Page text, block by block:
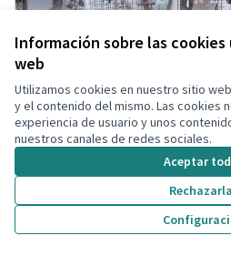
Información sobre las
web
Utilizamos cookies en nuestro sitio
y el contenido del mismo. Las cookies
experiencia de usuario y unos
nuestros canales de redes sociales.
Aceptar